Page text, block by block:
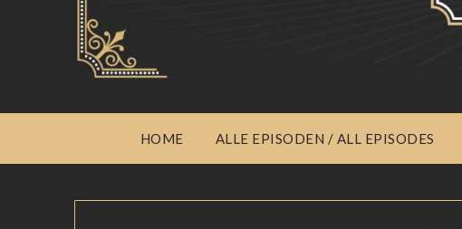
HOME ALLE EPISODEN / ALL EPISODES